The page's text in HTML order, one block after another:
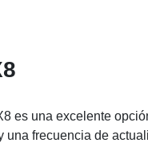
es una excelente
una frecuencia de